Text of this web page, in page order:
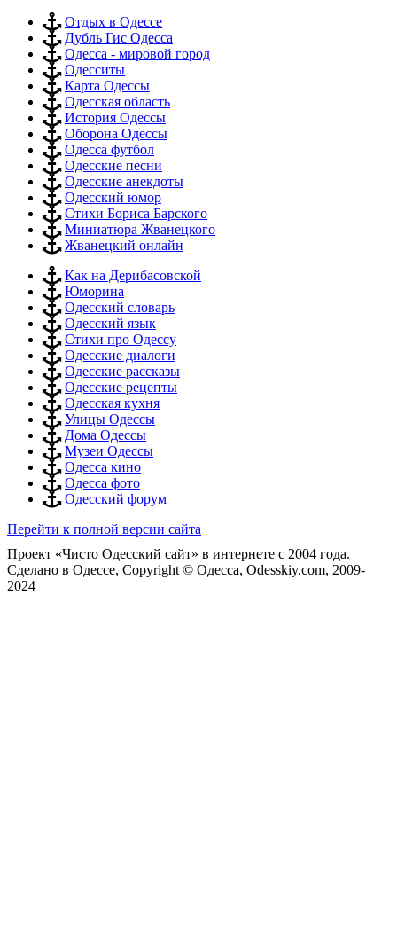
Отдых в Одессе
Дубль Гис Одесса
Одесса - мировой город
Одесситы
Карта Одессы
Одесская область
История Одессы
Оборона Одессы
Одесса футбол
Одесские песни
Одесские анекдоты
Одесский юмор
Стихи Бориса Барского
Миниатюра Жванецкого
Жванецкий онлайн
Как на Дерибасовской
Юморина
Одесский словарь
Одесский язык
Стихи про Одессу
Одесские диалоги
Одесские рассказы
Одесские рецепты
Одесская кухня
Улицы Одессы
Дома Одессы
Музеи Одессы
Одесса кино
Одесса фото
Одесский форум
Перейти к полной версии сайта
Проект «Чисто Одесский сайт» в интернете с 2004 года.
Сделано в Одессе, Copyright © Одесса, Odesskiy.com, 2009-
2024